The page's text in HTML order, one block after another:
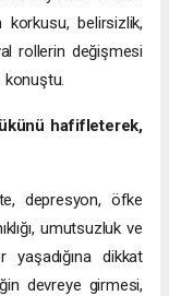
korkusu, belirsizlik,
rollerin değişmesi
konuştu.
hafifleterek,
depresyon, öfke
umutsuzluk ve
dikkat
devreye girmesi,